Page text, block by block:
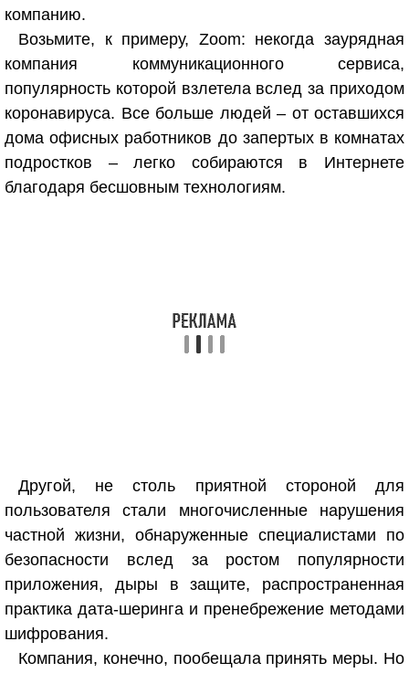
компанию.
Возьмите, к примеру, Zoom: некогда заурядная
компания коммуникационного сервиса,
популярность которой взлетела вслед за приходом
коронавируса. Все больше людей – от оставшихся
дома офисных работников до запертых в комнатах
подростков – легко собираются в Интернете
благодаря бесшовным технологиям.
Другой, не столь приятной стороной для
пользователя стали многочисленные нарушения
частной жизни, обнаруженные специалистами по
безопасности вслед за ростом популярности
приложения, дыры в защите, распространенная
практика дата-шеринга и пренебрежение методами
шифрования.
Компания, конечно, пообещала принять меры. Но